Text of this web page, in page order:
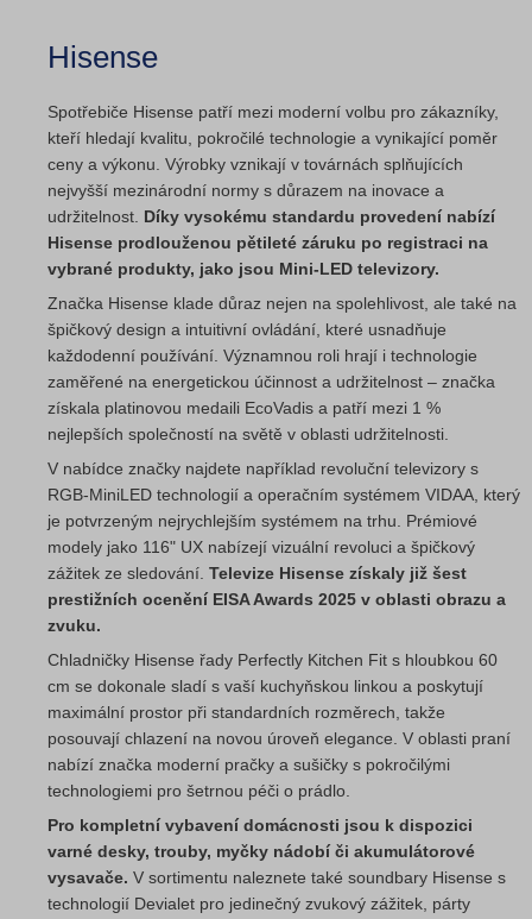
Hisense
Spotřebiče Hisense patří mezi moderní volbu pro zákazníky,
kteří hledají kvalitu, pokročilé technologie a vynikající poměr
ceny a výkonu. Výrobky vznikají v továrnách splňujících
nejvyšší mezinárodní normy s důrazem na inovace a
udržitelnost. Díky vysokému standardu provedení nabízí
Hisense prodlouženou pětileté záruku po registraci na
vybrané produkty, jako jsou Mini-LED televizory.
Značka Hisense klade důraz nejen na spolehlivost, ale také na
špičkový design a intuitivní ovládání, které usnadňuje
každodenní používání. Významnou roli hrají i technologie
zaměřené na energetickou účinnost a udržitelnost – značka
získala platinovou medaili EcoVadis a patří mezi 1 %
nejlepších společností na světě v oblasti udržitelnosti.
V nabídce značky najdete například revoluční televizory s
RGB-MiniLED technologií a operačním systémem VIDAA, který
je potvrzeným nejrychlejším systémem na trhu. Prémiové
modely jako 116" UX nabízejí vizuální revoluci a špičkový
zážitek ze sledování. Televize Hisense získaly již šest
prestižních ocenění EISA Awards 2025 v oblasti obrazu a
zvuku.
Chladničky Hisense řady Perfectly Kitchen Fit s hloubkou 60
cm se dokonale sladí s vaší kuchyňskou linkou a poskytují
maximální prostor při standardních rozměrech, takže
posouvají chlazení na novou úroveň elegance. V oblasti praní
nabízí značka moderní pračky a sušičky s pokročilými
technologiemi pro šetrnou péči o prádlo.
Pro kompletní vybavení domácnosti jsou k dispozici
varné desky, trouby, myčky nádobí či akumulátorové
vysavače. V sortimentu naleznete také soundbary Hisense s
technologií Devialet pro jedinečný zvukový zážitek, párty